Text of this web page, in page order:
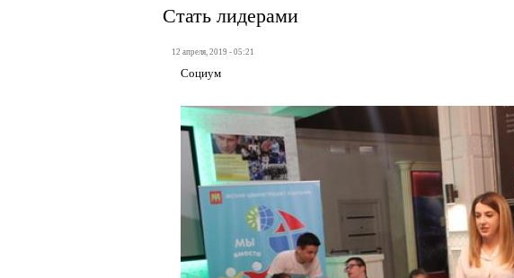
Стать лидерами
12 апреля, 2019 - 05:21
Социум